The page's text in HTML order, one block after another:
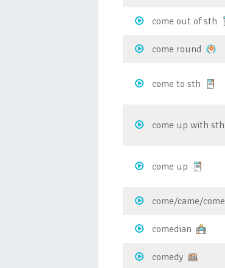
come out of sth
come round
come to sth
come up with sth
come up
come/came/come
comedian
comedy